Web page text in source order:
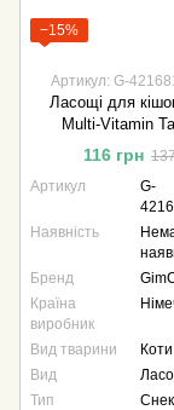
−15%
Артикул: G-
Ласощі для
Multi-Vitamin
116 грн
Артикул
G-
Наявність
Бренд
Країна
виробник
Вид тварини
Коти
Вид
Тип